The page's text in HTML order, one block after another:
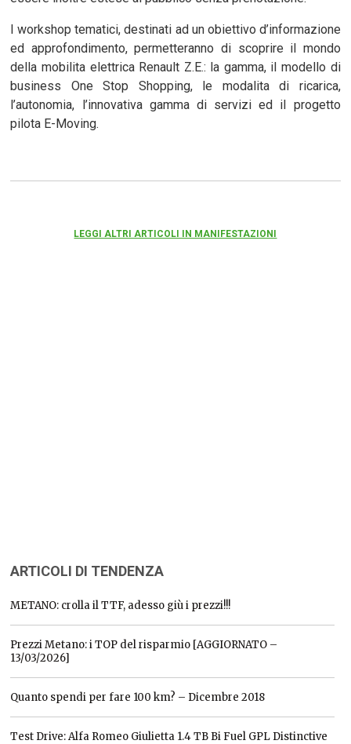
I workshop tematici, destinati ad un obiettivo d’informazione
ed approfondimento, permetteranno di scoprire il mondo
della mobilita elettrica Renault Z.E.: la gamma, il modello di
business One Stop Shopping, le modalita di ricarica,
l’autonomia, l’innovativa gamma di servizi ed il progetto
pilota E-Moving.
LEGGI ALTRI ARTICOLI IN MANIFESTAZIONI
ARTICOLI DI TENDENZA
METANO: crolla il TTF, adesso giù i prezzi!!!
Prezzi Metano: i TOP del risparmio [AGGIORNATO –
13/03/2026]
Quanto spendi per fare 100 km? – Dicembre 2018
Test Drive: Alfa Romeo Giulietta 1.4 TB Bi Fuel GPL Distinctive